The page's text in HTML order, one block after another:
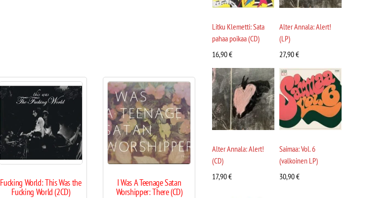
Fucking World: This Was the
Fucking World (2CD)
I Was A Teenage Satan
Worshipper: There (CD)
Litku Klemetti: Sata
pahaa poikaa (CD)
16,90€
Alter Annala: Alert!
(LP)
27,90€
Alter Annala: Alert!
(CD)
17,90€
Saimaa: Vol. 6
(valkoinen LP)
30,90€